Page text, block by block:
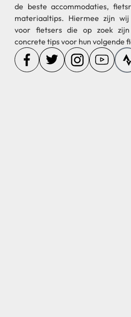
de beste accommodaties,
materiaaltips. Hiermee zijn
voor fietsers die op zoek
concrete tips voor hun volgende